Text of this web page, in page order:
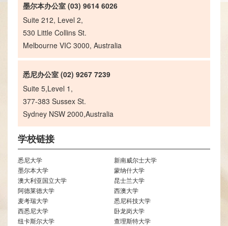
墨尔本办公室 (03) 9614 6026
Suite 212, Level 2,
530 Little Collins St.
Melbourne VIC 3000, Australia
悉尼办公室 (02) 9267 7239
Suite 5,Level 1,
377-383 Sussex St.
Sydney NSW 2000,Australia
学校链接
悉尼大学
新南威尔士大学
墨尔本大学
蒙纳什大学
澳大利亚国立大学
昆士兰大学
阿德莱德大学
西澳大学
麦考瑞大学
悉尼科技大学
西悉尼大学
卧龙岗大学
纽卡斯尔大学
查理斯特大学